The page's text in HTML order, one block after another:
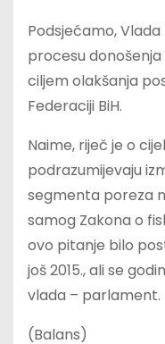
Podsjećamo, Vlada
procesu donošenja
ciljem olakšanja
Federaciji BiH.
Naime, riječ je o
podrazumijevaju
segmenta poreza
samog Zakona o
ovo pitanje bilo
još 2015., ali se
vlada – parlament.
(Balans)